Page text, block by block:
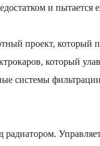
и пытается
проект, который
который
системы